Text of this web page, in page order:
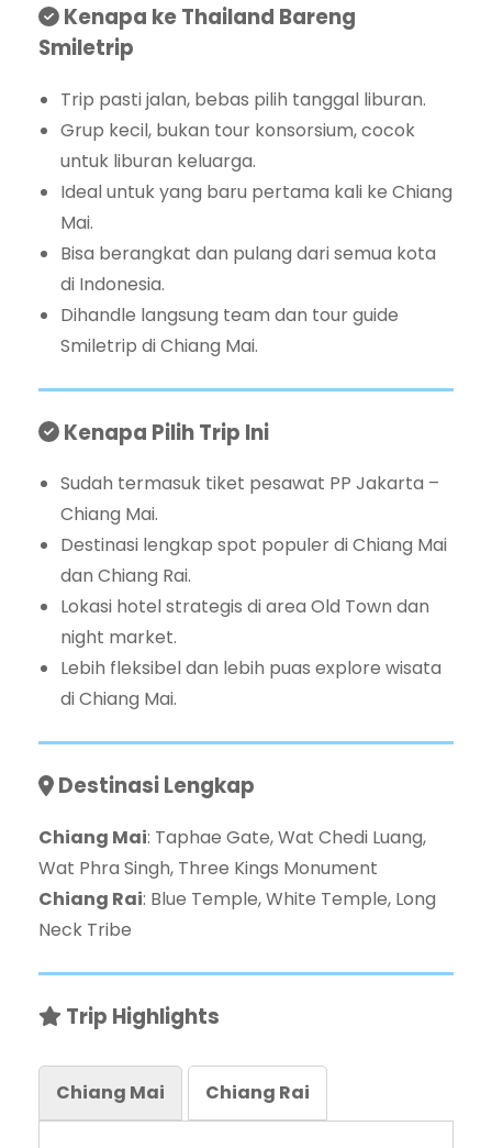
Kenapa ke Thailand Bareng
Smiletrip
Trip pasti jalan, bebas pilih tanggal liburan.
Grup kecil, bukan tour konsorsium, cocok
untuk liburan keluarga.
Ideal untuk yang baru pertama kali ke Chiang
Mai.
Bisa berangkat dan pulang dari semua kota
di Indonesia.
Dihandle langsung team dan tour guide
Smiletrip di Chiang Mai.
Kenapa Pilih Trip Ini
Sudah termasuk tiket pesawat PP Jakarta –
Chiang Mai.
Destinasi lengkap spot populer di Chiang Mai
dan Chiang Rai.
Lokasi hotel strategis di area Old Town dan
night market.
Lebih fleksibel dan lebih puas explore wisata
di Chiang Mai.
Destinasi Lengkap
Chiang Mai: Taphae Gate, Wat Chedi Luang,
Wat Phra Singh, Three Kings Monument
Chiang Rai: Blue Temple, White Temple, Long
Neck Tribe
Trip Highlights
Chiang Mai Chiang Rai